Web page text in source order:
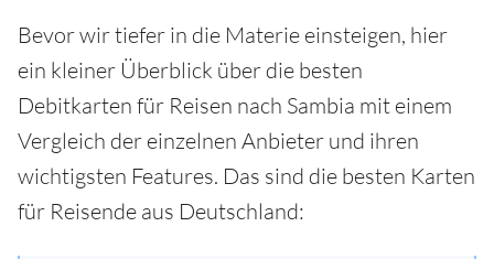
Bevor wir tiefer in die Materie einsteigen, hier
ein kleiner Überblick über die besten
Debitkarten für Reisen nach Sambia mit einem
Vergleich der einzelnen Anbieter und ihren
wichtigsten Features. Das sind die besten Karten
für Reisende aus Deutschland: